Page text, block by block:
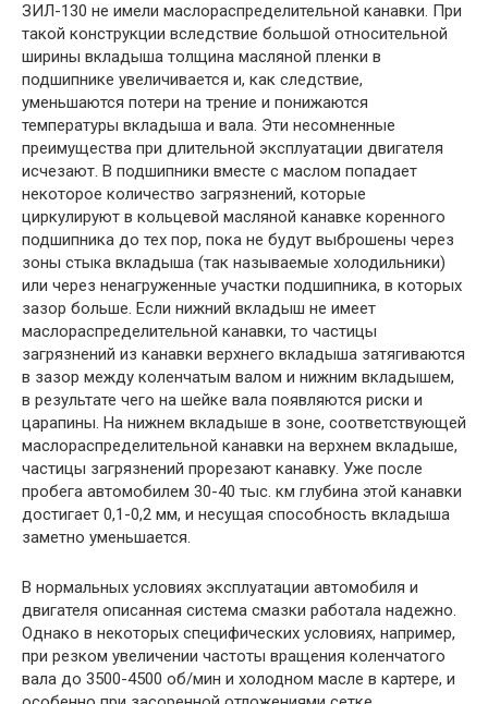
ЗИЛ-130 не имели маслораспределительной канавки. При
такой конструкции вследствие большой относительной
ширины вкладыша толщина масляной пленки в
подшипнике увеличивается и, как следствие,
уменьшаются потери на трение и понижаются
температуры вкладыша и вала. Эти несомненные
преимущества при длительной эксплуатации двигателя
исчезают. В подшипники вместе с маслом попадает
некоторое количество загрязнений, которые
циркулируют в кольцевой масляной канавке коренного
подшипника до тех пор, пока не будут выброшены через
зоны стыка вкладыша (так называемые холодильники)
или через ненагруженные участки подшипника, в которых
зазор больше. Если нижний вкладыш не имеет
маслораспределительной канавки, то частицы
загрязнений из канавки верхнего вкладыша затягиваются
в зазор между коленчатым валом и нижним вкладышем,
в результате чего на шейке вала появляются риски и
царапины. На нижнем вкладыше в зоне, соответствующей
маслораспределительной канавки на верхнем вкладыше,
частицы загрязнений прорезают канавку. Уже после
пробега автомобилем 30-40 тыс. км глубина этой канавки
достигает 0,1-0,2 мм, и несущая способность вкладыша
заметно уменьшается.
В нормальных условиях эксплуатации автомобиля и
двигателя описанная система смазки работала надежно.
Однако в некоторых специфических условиях, например,
при резком увеличении частоты вращения коленчатого
вала до 3500-4500 об/мин и холодном масле в картере, и